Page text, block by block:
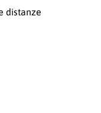
distanze